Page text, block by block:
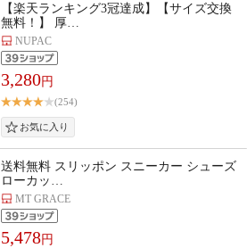
【楽天ランキング3冠達成】【サイズ交換
無料！】 厚…
NUPAC
3,280円
(254)
送料無料 スリッポン スニーカー シューズ
ローカッ…
MT GRACE
5,478円